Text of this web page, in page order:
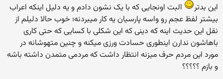
این بدتر
البت اونجایی که با یک نشون دادم و یه دلیل اینکه اعراب
بیشتر لفظ عجم رو واسه پارسیان یه کار میبردنه؛ خوب حالا دلیلم از
نقل این حدیث اینه که دینی که این شکلی با کسایی که حتی کاری
باهاشون ندارن اینطوری حسادت ورزی میکنه و چنین متهوشانه در
مورد این مردم حرف میزنه انتظار داشت که مردمی متمدن داشته باشه
و بازم ؟؟؟؟؟